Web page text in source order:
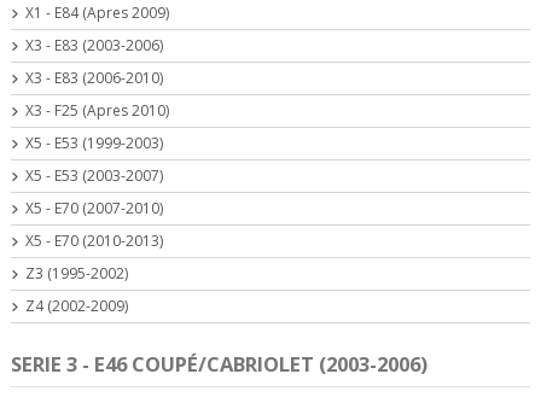
SERIE 3 - E46 COUPÉ/CABRIOLET (2003-2006)
X1 - E84 (Apres 2009)
X3 - E83 (2003-2006)
X3 - E83 (2006-2010)
X3 - F25 (Apres 2010)
X5 - E53 (1999-2003)
X5 - E53 (2003-2007)
X5 - E70 (2007-2010)
X5 - E70 (2010-2013)
Z3 (1995-2002)
Z4 (2002-2009)